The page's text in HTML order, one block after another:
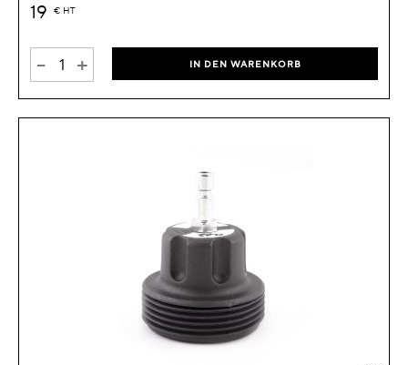
19 € HT
- + IN DEN WARENKORB